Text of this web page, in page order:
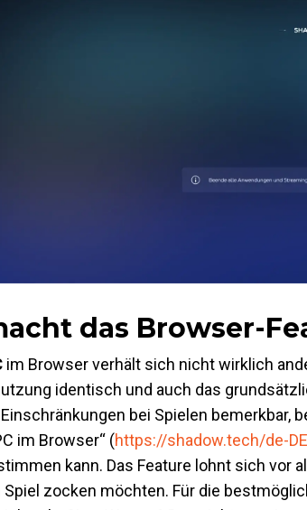
das Browser-
im Browser verhält sich nicht wirklich
identisch und auch das
bei Spielen bemerkbar,
im Browser“ (https://shadow.tech/de-
kann. Das Feature lohnt sich vor
Spiel zocken möchten. Für die